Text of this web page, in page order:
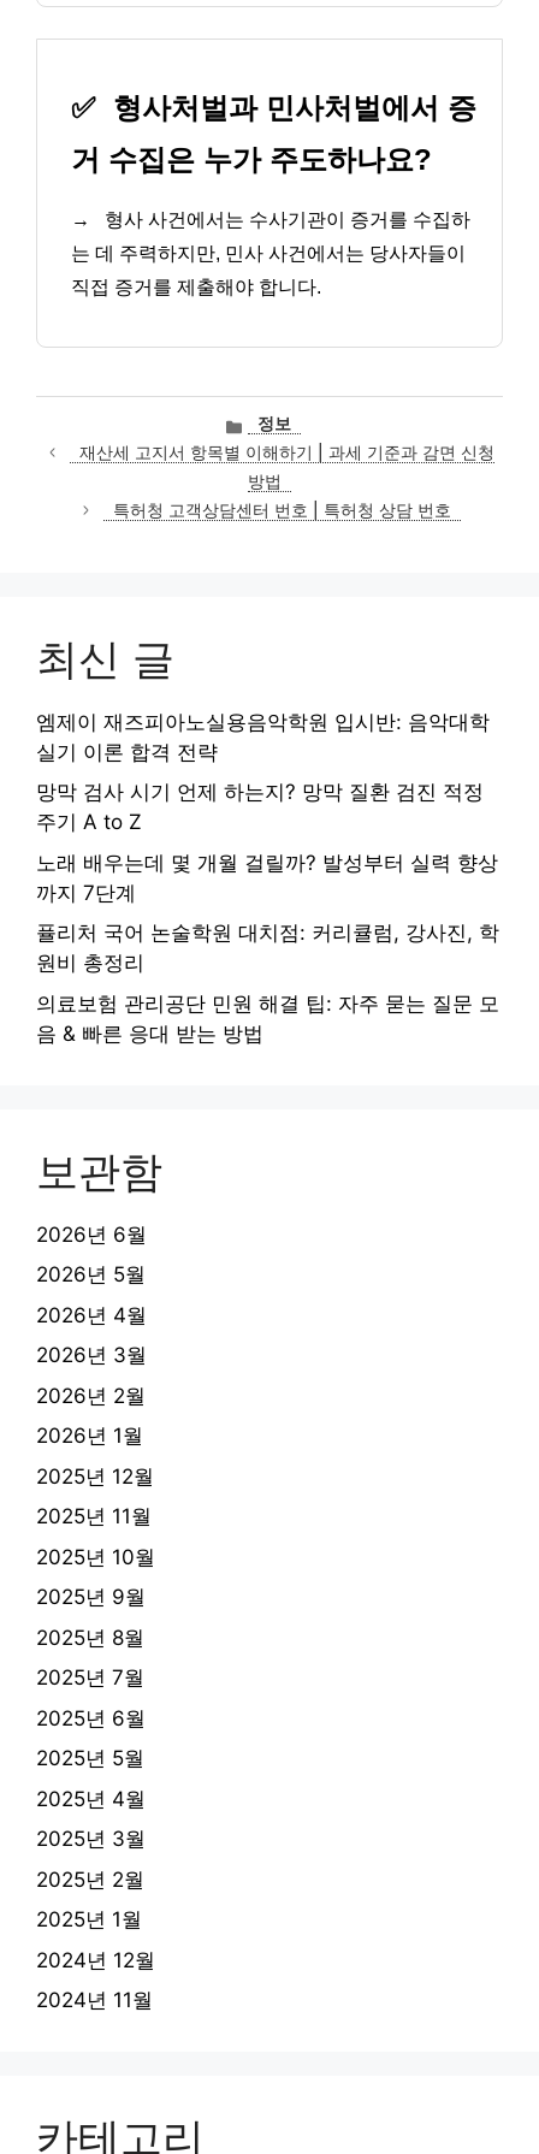
✅ 형사처벌과 민사처벌에서 증
거 수집은 누가 주도하나요?
→
형사 사건에서는 수사기관이 증거를 수집하
는 데 주력하지만, 민사 사건에서는 당사자들이
직접 증거를 제출해야 합니다.
카
테
고
리
정보
재산세 고지서 항목별 이해하기 | 과세 기준과 감면 신청
방법
특허청 고객상담센터 번호 | 특허청 상담 번호
최신 글
엠제이 재즈피아노실용음악학원 입시반: 음악대학
실기 이론 합격 전략
망막 검사 시기 언제 하는지? 망막 질환 검진 적정
주기 A to Z
노래 배우는데 몇 개월 걸릴까? 발성부터 실력 향상
까지 7단계
퓰리처 국어 논술학원 대치점: 커리큘럼, 강사진, 학
원비 총정리
의료보험 관리공단 민원 해결 팁: 자주 묻는 질문 모
음 & 빠른 응대 받는 방법
보관함
2026년 6월
2026년 5월
2026년 4월
2026년 3월
2026년 2월
2026년 1월
2025년 12월
2025년 11월
2025년 10월
2025년 9월
2025년 8월
2025년 7월
2025년 6월
2025년 5월
2025년 4월
2025년 3월
2025년 2월
2025년 1월
2024년 12월
2024년 11월
카테고리